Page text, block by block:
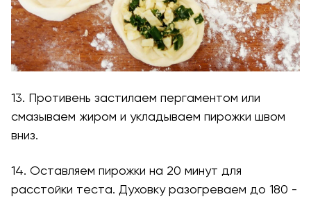
13. Противень застилаем пергаментом или
смазываем жиром и укладываем пирожки швом
вниз.
14. Оставляем пирожки на 20 минут для
расстойки теста. Духовку разогреваем до 180 -